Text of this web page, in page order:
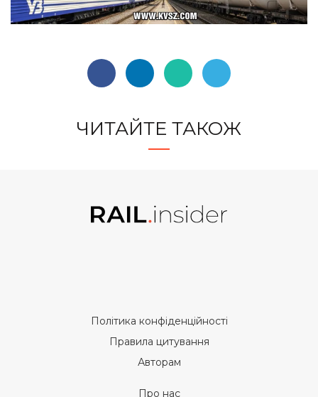
ЧИТАЙТЕ ТАКОЖ
Політика конфіденційності
Правила цитування
Авторам
Про нас